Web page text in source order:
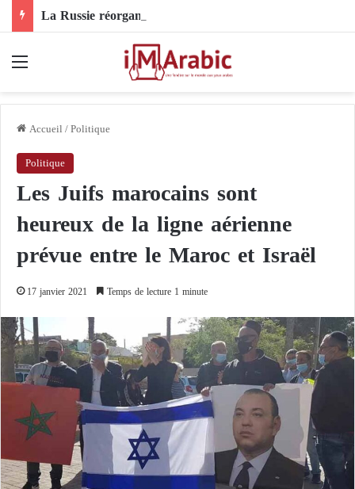
Accueil/Politique
Politique
Les Juifs marocains sont
heureux de la ligne aérienne
prévue entre le Maroc et Israël
17 janvier 2021 Temps de lecture 1 minute